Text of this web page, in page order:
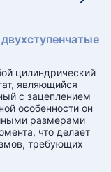
цилиндрический
являющийся
с зацеплением
особенности он
размерами
что делает
требующих